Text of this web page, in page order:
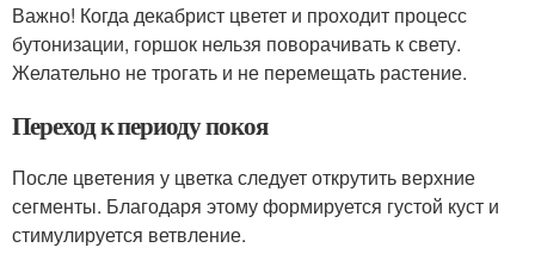
Важно! Когда декабрист цветет и проходит процесс
бутонизации, горшок нельзя поворачивать к свету.
Желательно не трогать и не перемещать растение.
Переход к периоду покоя
После цветения у цветка следует открутить верхние
сегменты. Благодаря этому формируется густой куст и
стимулируется ветвление.